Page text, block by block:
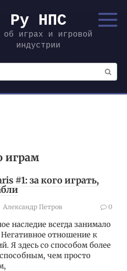
Ру НПС
об играх и игровой
индустрии
играм
#1: за кого играть,
Александр Петров 0
наследие всегда занимало
отношение к
Я здесь со способом более
чем просто